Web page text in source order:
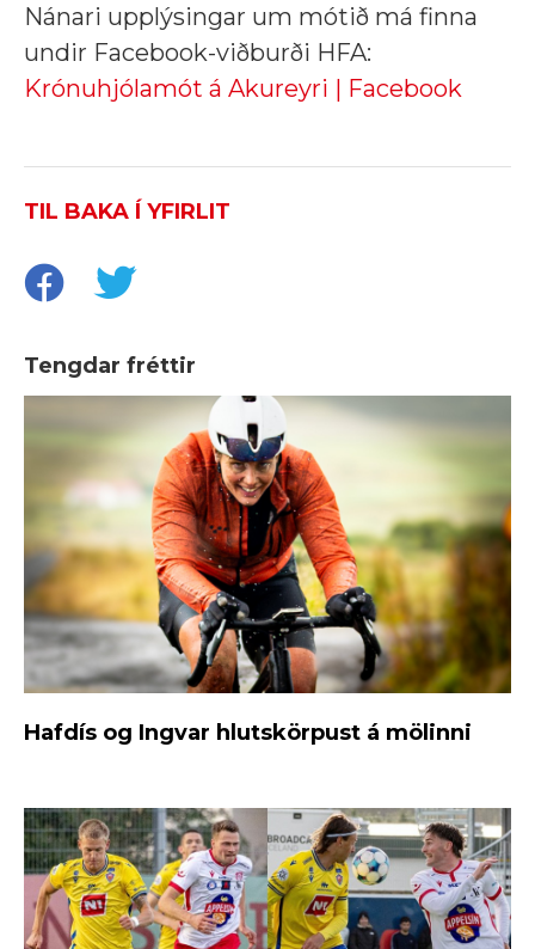
Nánari upplýsingar um mótið má finna
undir Facebook-viðburði HFA:
Krónuhjólamót á Akureyri | Facebook
TIL BAKA Í YFIRLIT
Tengdar fréttir
Hafdís og Ingvar hlutskörpust á mölinni